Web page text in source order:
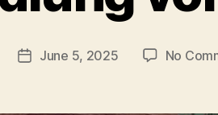
PostJune 5, 2025 No